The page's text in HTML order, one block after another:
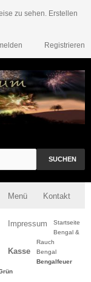
zu sehen. Erstellen
Registrieren
SUCHEN
Menü Kontakt
Impressum
Kasse
Startseite
Bengal &
Rauch
Bengal
Bengalfeuer